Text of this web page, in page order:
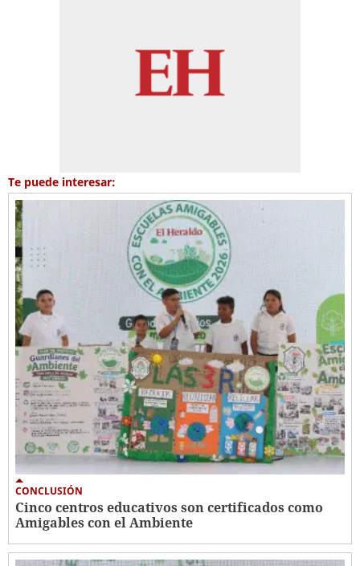
Te puede interesar:
CONCLUSIÓN
Cinco centros educativos son certificados como
Amigables con el Ambiente